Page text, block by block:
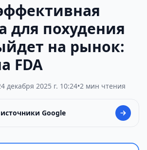
для похудения
на рынок:
FDA
декабря 2025 г. 10:24•2 мин чтения
Google